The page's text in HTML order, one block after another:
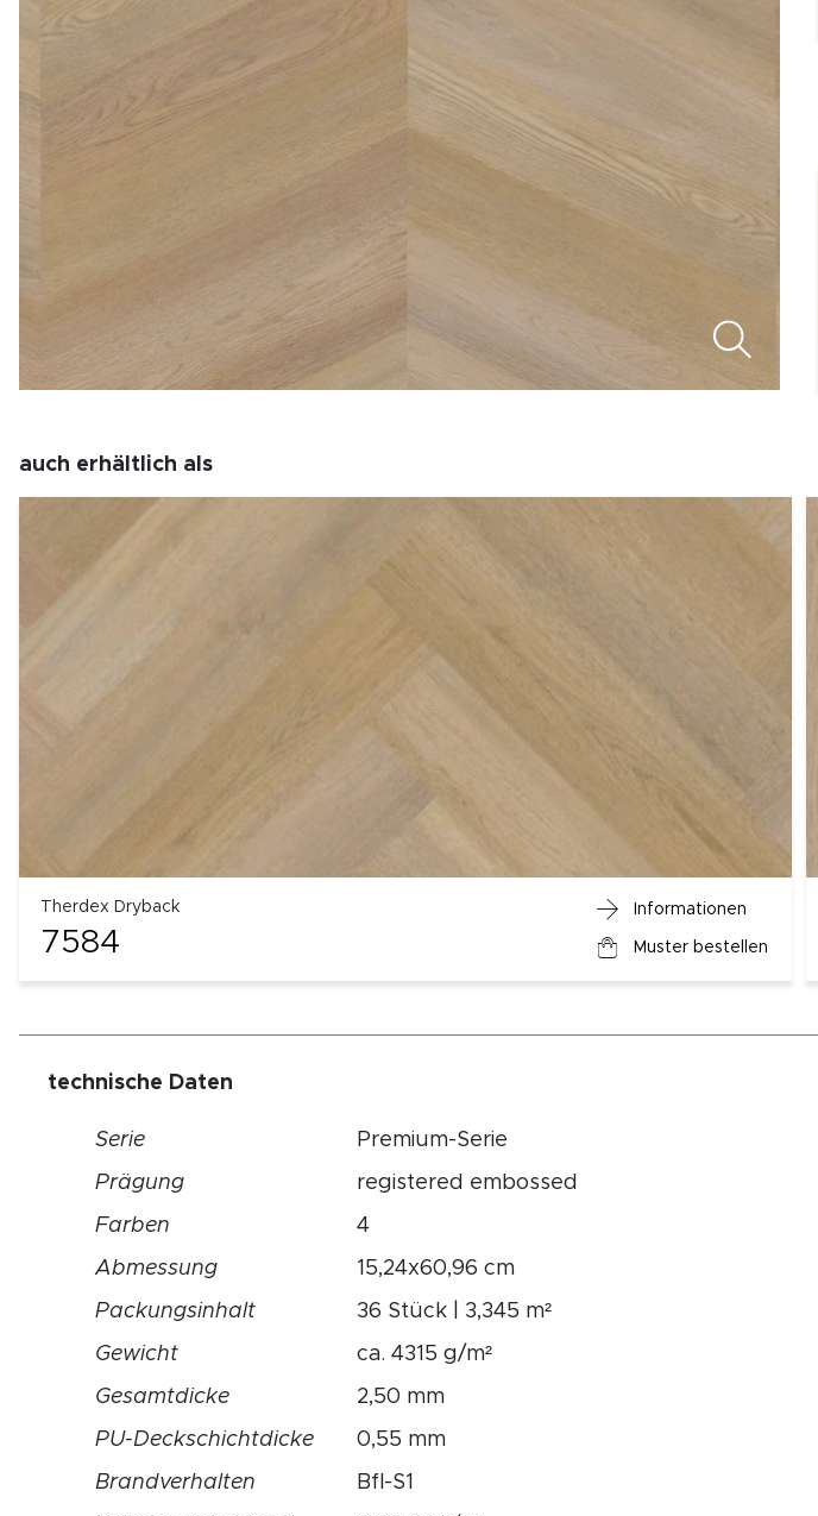
auch erhältlich als
Therdex Dryback
7584
Informationen
Muster bestellen
technische Daten
Serie
Premium-Serie
Prägung
registered embossed
Farben
4
Abmessung
15,24x60,96 cm
Packungsinhalt
36 Stück | 3,345 m²
Gewicht
ca. 4315 g/m²
Gesamtdicke
2,50 mm
PU-Deckschichtdicke
0,55 mm
Brandverhalten
Bfl-S1